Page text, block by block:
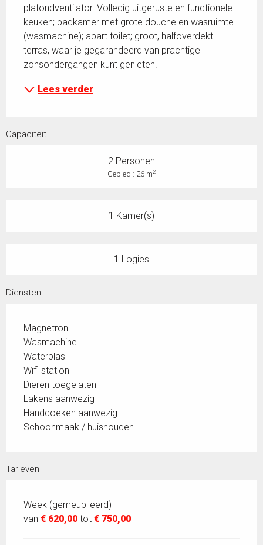
plafondventilator. Volledig uitgeruste en functionele
keuken; badkamer met grote douche en wasruimte
(wasmachine); apart toilet; groot, halfoverdekt
terras, waar je gegarandeerd van prachtige
zonsondergangen kunt genieten!
Lees verder
Capaciteit
2 Personen
Gebied : 26 m2
1 Kamer(s)
1 Logies
Diensten
Magnetron
Wasmachine
Waterplas
Wifi station
Dieren toegelaten
Lakens aanwezig
Handdoeken aanwezig
Schoonmaak / huishouden
Tarieven
Week (gemeubileerd)
van € 620,00 tot € 750,00